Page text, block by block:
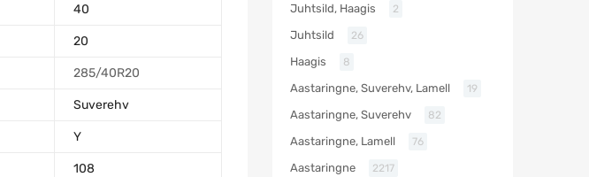
40
20
285/40R20
Suverehv
Y
108
Juhtsild, Haagis 2
Juhtsild 26
Haagis 8
Aastaringne, Suverehv, Lamell 19
Aastaringne, Suverehv 82
Aastaringne, Lamell 76
Aastaringne 2217